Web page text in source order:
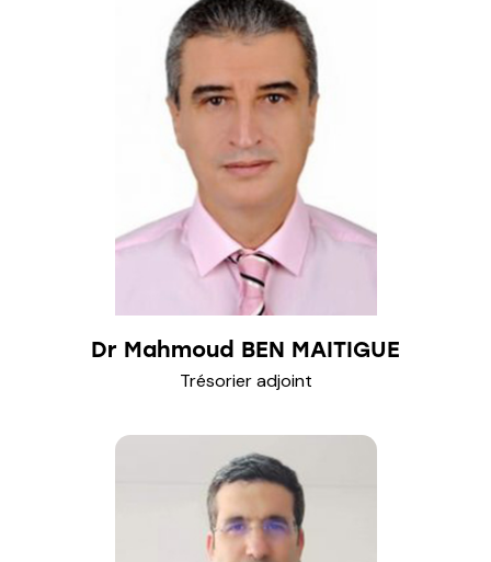
Dr Mahmoud BEN MAITIGUE
Trésorier adjoint